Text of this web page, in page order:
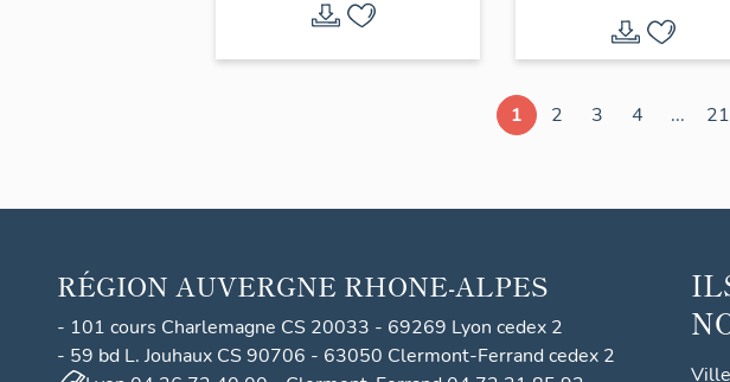
1 2 3 4 ... 21
RÉGION AUVERGNE RHONE-ALPES
- 101 cours Charlemagne CS 20033 - 69269 Lyon cedex 2
- 59 bd L. Jouhaux CS 90706 - 63050 Clermont-Ferrand cedex 2